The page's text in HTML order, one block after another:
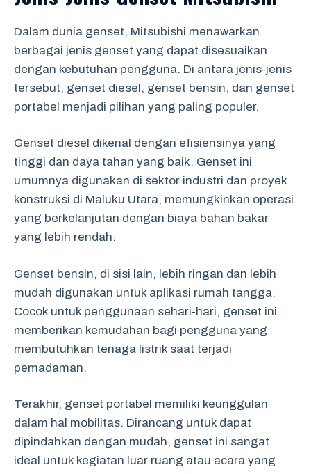
Dalam dunia genset, Mitsubishi menawarkan
berbagai jenis genset yang dapat disesuaikan
dengan kebutuhan pengguna. Di antara jenis-jenis
tersebut, genset diesel, genset bensin, dan genset
portabel menjadi pilihan yang paling populer.
Genset diesel dikenal dengan efisiensinya yang
tinggi dan daya tahan yang baik. Genset ini
umumnya digunakan di sektor industri dan proyek
konstruksi di Maluku Utara, memungkinkan operasi
yang berkelanjutan dengan biaya bahan bakar
yang lebih rendah.
Genset bensin, di sisi lain, lebih ringan dan lebih
mudah digunakan untuk aplikasi rumah tangga.
Cocok untuk penggunaan sehari-hari, genset ini
memberikan kemudahan bagi pengguna yang
membutuhkan tenaga listrik saat terjadi
pemadaman.
Terakhir, genset portabel memiliki keunggulan
dalam hal mobilitas. Dirancang untuk dapat
dipindahkan dengan mudah, genset ini sangat
ideal untuk kegiatan luar ruang atau acara yang